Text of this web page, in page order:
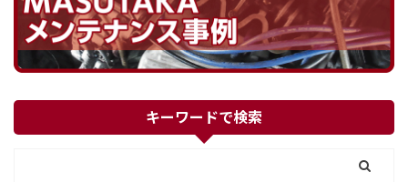
キーワードで検索